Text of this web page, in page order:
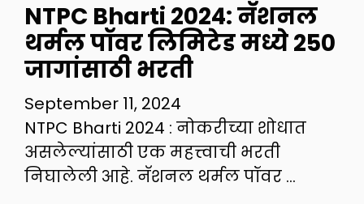
NTPC Bharti 2024: नॅशनल
थर्मल पॉवर लिमिटेड मध्ये 250
जागांसाठी भरती
September 11, 2024
NTPC Bharti 2024 : नोकरीच्या शोधात
असलेल्यांसाठी एक महत्त्वाची भरती
निघालेली आहे. नॅशनल थर्मल पॉवर …